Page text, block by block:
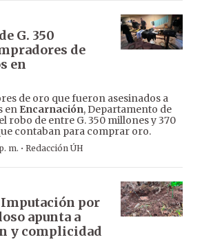
G. 350
de
en
de oro que fueron asesinados a
en Encarnación, Departamento de
robo de entre G. 350 millones y 370
contaban para comprar oro.
m. · Redacción ÚH
Imputación por
apunta a
y complicidad